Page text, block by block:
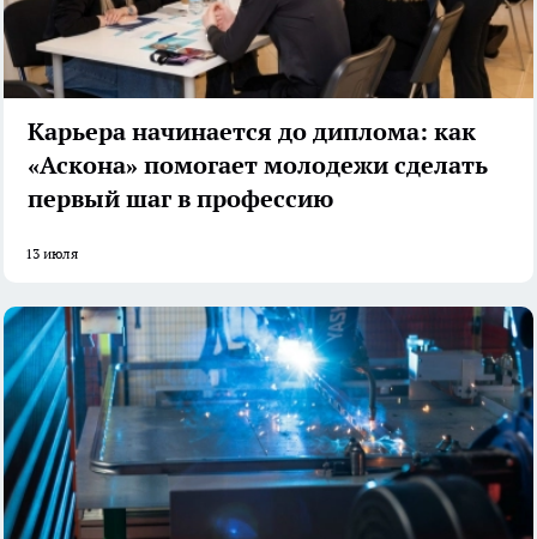
Карьера начинается до диплома: как
«Аскона» помогает молодежи сделать
первый шаг в профессию
13 июля